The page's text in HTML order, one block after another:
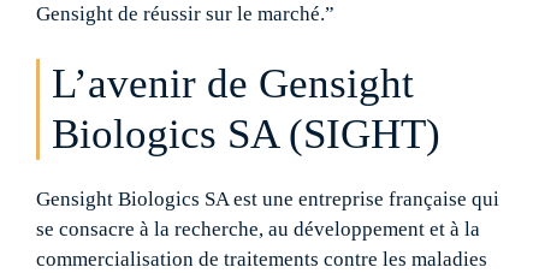
Gensight de réussir sur le marché.”
L’avenir de Gensight
Biologics SA (SIGHT)
Gensight Biologics SA est une entreprise française qui
se consacre à la recherche, au développement et à la
commercialisation de traitements contre les maladies